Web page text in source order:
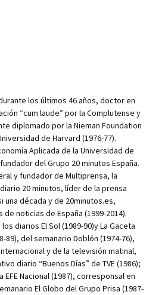
los últimos 46 años, doctor en
“cum laude” por la Complutense y
diplomado por la Nieman Foundation
de Harvard (1976-77).
Aplicada de la Universidad de
del Grupo 20 minutos España.
y fundador de Multiprensa, la
20 minutos, líder de la prensa
una década y de 20minutos.es,
noticias de España (1999-2014).
diarios El Sol (1989-90)y La Gaceta
89), del semanario Doblón (1974-76),
y de la televisión matinal,
diario “Buenos Días” de TVE (1986);
Nacional (1987), corresponsal en
El Globo del Grupo Prisa (1987-